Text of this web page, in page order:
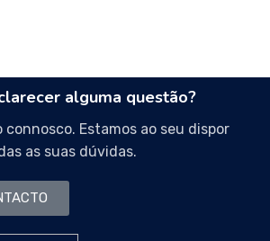
alguma questão?
Estamos ao seu dispor
as suas dúvidas.